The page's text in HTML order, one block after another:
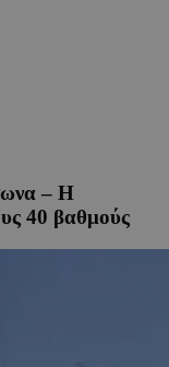
– Η
40 βαθμούς